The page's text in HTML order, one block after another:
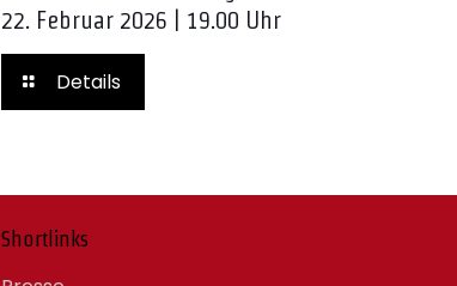
22. Februar 2026 | 19.00 Uhr
Details
Shortlinks